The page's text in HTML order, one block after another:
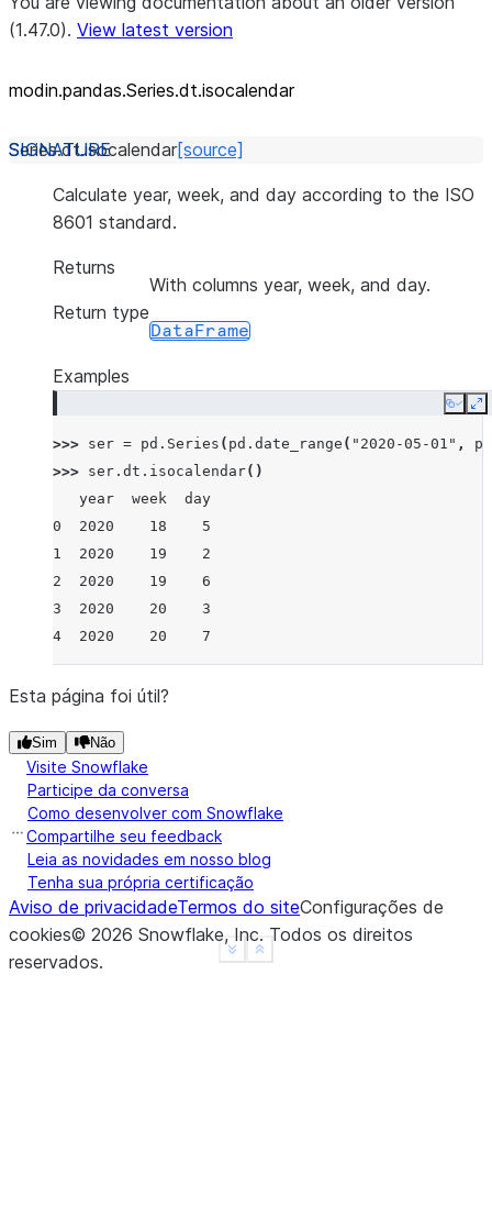
(1.47.0). View latest version
modin.pandas.Series.dt.isocalendar
Series.dt.isocalendar[source]
Calculate year, week, and day according to the ISO
8601 standard.
Returns
With columns year, week, and day.
Return type
DataFrame
Examples
Copy
>>> ser = pd . Series ( pd . date_range ( "2020-05-01" ,
>>> ser . dt . isocalendar()
   year  week  day
0  2020    18    5
1  2020    19    2
2  2020    19    6
3  2020    20    3
4  2020    20    7
Show less
See more
Esta página foi útil?
Sim Não
Visite Snowflake
Participe da conversa
Como desenvolver com Snowflake
Compartilhe seu feedback
Leia as novidades em nosso blog
Tenha sua própria certificação
Aviso de privacidadeTermos do siteConfigurações de
cookies© 2026 Snowflake, Inc. Todos os direitos
reservados.